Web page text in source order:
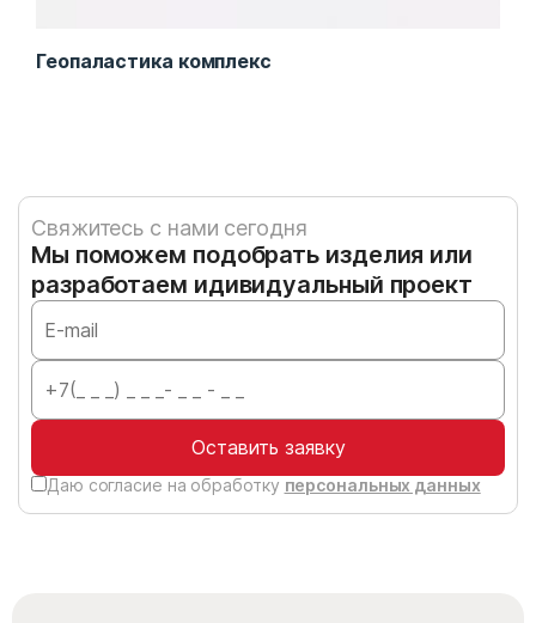
Геопаластика комплекс
Свяжитесь с нами сегодня
Мы поможем подобрать изделия или
разработаем идивидуальный проект
Оставить заявку
Даю согласие на обработку персональных данных